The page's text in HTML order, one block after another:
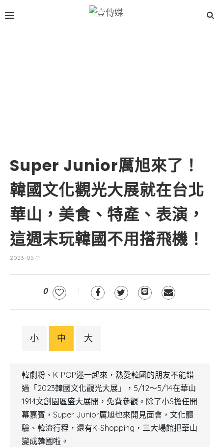
Super Junior厲旭來了！
韓國文化觀光大展就在台北
華山，美食、特產、表演，
這週末玩韓國不用搭飛機！
2023-05-11
0
小 中 大
韓劇粉、K-POP迷一起來，熱愛韓國的朋友不能錯
過「2023韓國文化觀光大展」，5/12～5/14在華山
1914文創園區盛大展開，免費參觀。除了小S擔任開
幕嘉賓，Super Junior厲旭也來開見面會，文化體
驗、韓流行程，還有K-Shopping，三大場館把華山
變成韓國啦。